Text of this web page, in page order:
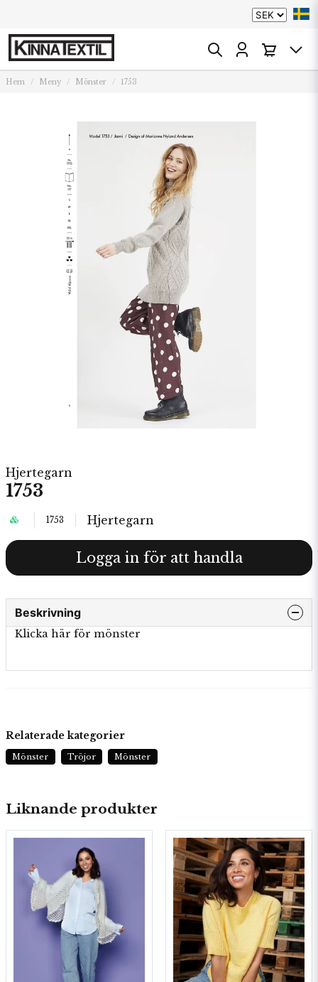
Hem Meny Mönster 1753
Hjertegarn
1753
1753 Hjertegarn
Logga in för att handla
Beskrivning
Klicka här för mönster
Liknande produkter
Relaterade kategorier
Mönster Tröjor Mönster